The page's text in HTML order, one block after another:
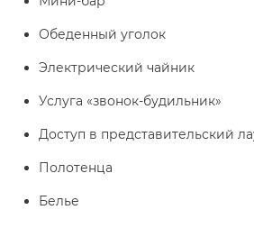
Обеденный уголок
Электрический чайник
Услуга «звонок-будильник»
Доступ в представительский
Полотенца
Белье